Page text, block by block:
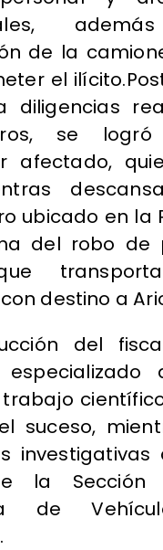
de la
el
diligencias
se
afectado,
ubicado en la
del robo de
destino a
del
especializado
trabajo
suceso,
investigativas
la Sección
de